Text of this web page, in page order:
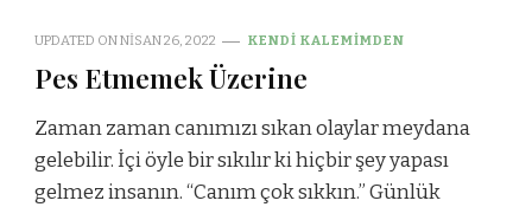
UPDATED ONNISAN 26, 2022 KENDI KALEMIMDEN
Pes Etmemek Üzerine
Zaman zaman canımızı sıkan olaylar meydana
gelebilir. İçi öyle bir sıkılır ki hiçbir şey yapası
gelmez insanın. “Canım çok sıkkın.” Günlük